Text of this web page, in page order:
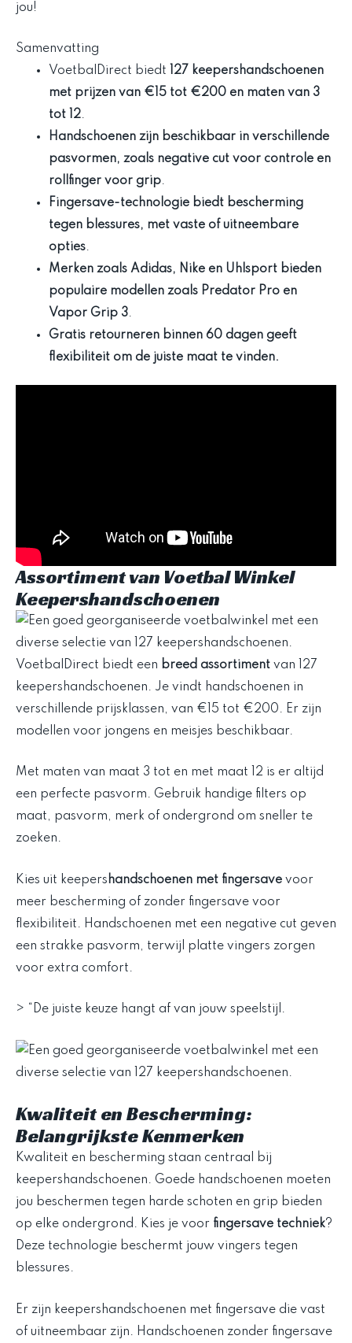
jou!
Samenvatting
VoetbalDirect biedt
127 keepershandschoenen
met prijzen van €15 tot €200 en maten van 3
tot 12.
Handschoenen zijn beschikbaar in verschillende
pasvormen, zoals negative cut voor controle en
rollfinger voor grip.
Fingersave-technologie biedt bescherming
tegen blessures, met vaste of uitneembare
opties.
Merken zoals Adidas, Nike en Uhlsport bieden
populaire modellen zoals Predator Pro en
Vapor Grip 3.
Gratis retourneren binnen 60 dagen geeft
flexibiliteit om de juiste maat te vinden.
Assortiment van Voetbal Winkel
Keepershandschoenen
VoetbalDirect biedt een breed assortiment van 127
keepershandschoenen. Je vindt handschoenen in
verschillende prijsklassen, van €15 tot €200. Er zijn
modellen voor jongens en meisjes beschikbaar.
Met maten van maat 3 tot en met maat 12 is er altijd
een perfecte pasvorm. Gebruik handige filters op
maat, pasvorm, merk of ondergrond om sneller te
zoeken.
Kies uit keepers handschoenen met fingersave voor
meer bescherming of zonder fingersave voor
flexibiliteit. Handschoenen met een negative cut geven
een strakke pasvorm, terwijl platte vingers zorgen
voor extra comfort.
> “De juiste keuze hangt af van jouw speelstijl.
Kwaliteit en Bescherming:
Belangrijkste Kenmerken
Kwaliteit en bescherming staan centraal bij
keepershandschoenen. Goede handschoenen moeten
jou beschermen tegen harde schoten en grip bieden
op elke ondergrond. Kies je voor fingersave techniek?
Deze technologie beschermt jouw vingers tegen
blessures.
Er zijn keepershandschoenen met fingersave die vast
of uitneembaar zijn. Handschoenen zonder fingersave